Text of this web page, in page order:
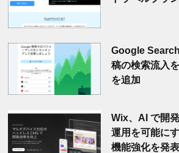
Google
稿の検索流入
を追加
Wix、AI で開
運用を可能に
機能強化を発表